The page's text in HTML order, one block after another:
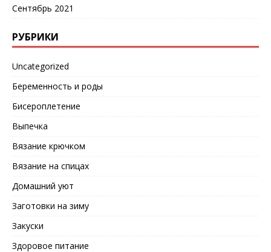
Сентябрь 2021
РУБРИКИ
Uncategorized
Беременность и роды
Бисероплетение
Выпечка
Вязание крючком
Вязание на спицах
Домашний уют
Заготовки на зиму
Закуски
Здоровое питание